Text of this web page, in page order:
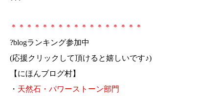
＊＊＊＊＊＊＊＊＊＊＊＊＊＊＊＊＊
?blogランキング参加中
(応援クリックして頂けると嬉しいです♪)
【にほんブログ村】
・ 天然石・パワーストーン部門